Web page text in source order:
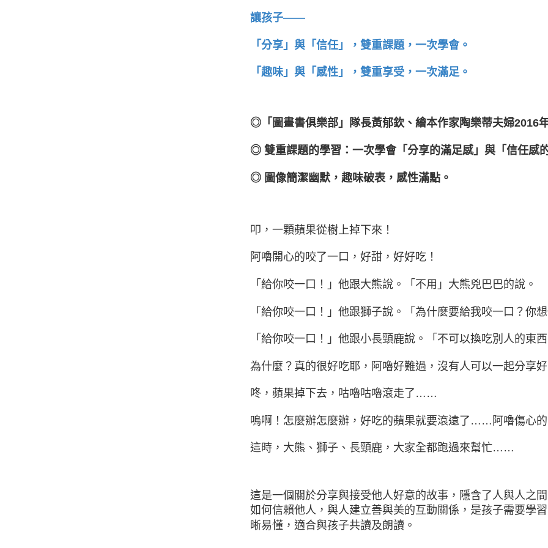
讓孩子——
「分享」與「信任」，雙重課題，一次學會。
「趣味」與「感性」，雙重享受，一次滿足。
◎ 「圖畫書俱樂部」隊長黃郁欽、繪本作家陶樂蒂夫婦2016
◎ 雙重課題的學習：一次學會「分享的滿足感」與「信任感
◎ 圖像簡潔幽默，趣味破表，感性滿點。
叩，一顆蘋果從樹上掉下來！
阿嚕開心的咬了一口，好甜，好好吃！
「給你咬一口！」他跟大熊說。「不用」大熊兇巴巴的說。
「給你咬一口！」他跟獅子說。「為什麼要給我咬一口？你
「給你咬一口！」他跟小長頸鹿說。「不可以換吃別人的東
為什麼？真的很好吃耶，阿嚕好難過，沒有人可以一起分享好
咚，蘋果掉下去，咕嚕咕嚕滾走了……
嗚啊！怎麼辦怎麼辦，好吃的蘋果就要滾遠了……阿嚕傷心的
這時，大熊、獅子、長頸鹿，大家全都跑過來幫忙……
這是一個關於分享與接受他人好意的故事，隱含了人與人之
如何信賴他人，與人建立善與美的互動關係，是孩子需要學
晰易懂，適合與孩子共讀及朗讀。